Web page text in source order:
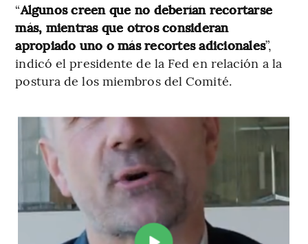
“Algunos creen que no deberían recortarse
más, mientras que otros consideran
apropiado uno o más recortes adicionales”,
indicó el presidente de la Fed en relación a la
postura de los miembros del Comité.